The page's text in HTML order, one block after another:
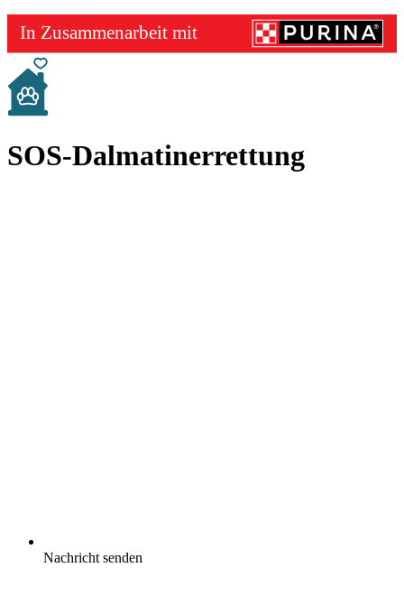
SOS-Dalmatinerrettung
Nachricht senden